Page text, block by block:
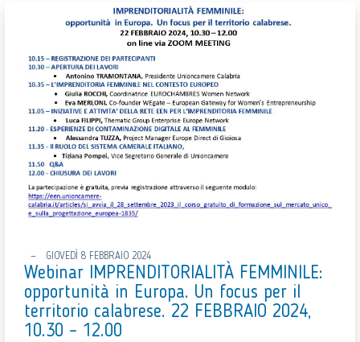
GIOVEDÌ 8 FEBBRAIO 2024
Webinar IMPRENDITORIALITÀ FEMMINILE:
opportunità in Europa. Un focus per il
territorio calabrese. 22 FEBBRAIO 2024,
10.30 – 12.00